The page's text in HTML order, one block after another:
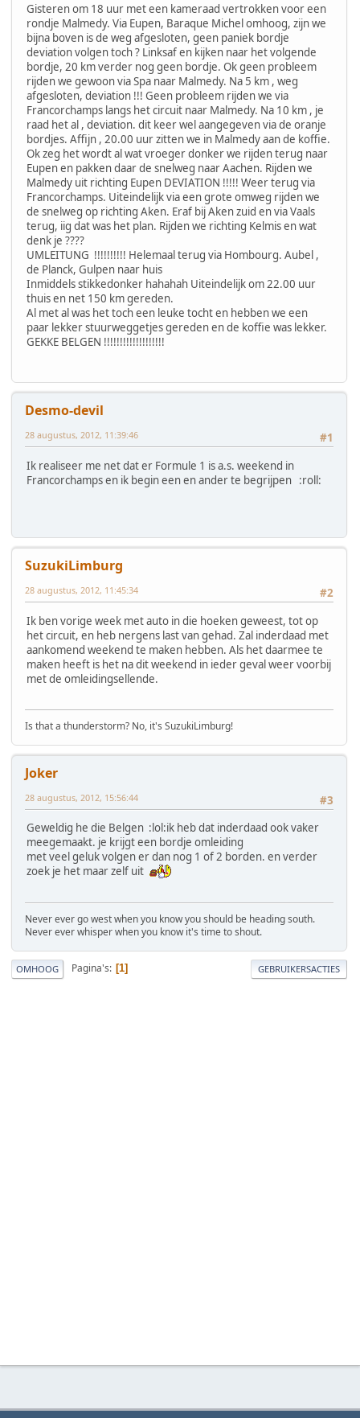
Gisteren om 18 uur met een kameraad vertrokken voor een
rondje Malmedy. Via Eupen, Baraque Michel omhoog, zijn we
bijna boven is de weg afgesloten, geen paniek bordje
deviation volgen toch ? Linksaf en kijken naar het volgende
bordje, 20 km verder nog geen bordje. Ok geen probleem
rijden we gewoon via Spa naar Malmedy. Na 5 km , weg
afgesloten, deviation !!! Geen probleem rijden we via
Francorchamps langs het circuit naar Malmedy. Na 10 km , je
raad het al , deviation. dit keer wel aangegeven via de oranje
bordjes. Affijn , 20.00 uur zitten we in Malmedy aan de koffie.
Ok zeg het wordt al wat vroeger donker we rijden terug naar
Eupen en pakken daar de snelweg naar Aachen. Rijden we
Malmedy uit richting Eupen DEVIATION !!!!! Weer terug via
Francorchamps. Uiteindelijk via een grote omweg rijden we
de snelweg op richting Aken. Eraf bij Aken zuid en via Vaals
terug, iig dat was het plan. Rijden we richting Kelmis en wat
denk je ????
UMLEITUNG !!!!!!!!!! Helemaal terug via Hombourg. Aubel ,
de Planck, Gulpen naar huis
Inmiddels stikkedonker hahahah Uiteindelijk om 22.00 uur
thuis en net 150 km gereden.
Al met al was het toch een leuke tocht en hebben we een
paar lekker stuurweggetjes gereden en de koffie was lekker.
GEKKE BELGEN !!!!!!!!!!!!!!!!!!!
Desmo-devil
#1
28 augustus, 2012, 11:39:46
Ik realiseer me net dat er Formule 1 is a.s. weekend in
Francorchamps en ik begin een en ander te begrijpen :roll:
SuzukiLimburg
#2
28 augustus, 2012, 11:45:34
Ik ben vorige week met auto in die hoeken geweest, tot op
het circuit, en heb nergens last van gehad. Zal inderdaad met
aankomend weekend te maken hebben. Als het daarmee te
maken heeft is het na dit weekend in ieder geval weer voorbij
met de omleidingsellende.
Is that a thunderstorm? No, it's SuzukiLimburg!
Joker
#3
28 augustus, 2012, 15:56:44
Geweldig he die Belgen :lol:ik heb dat inderdaad ook vaker
meegemaakt. je krijgt een bordje omleiding
met veel geluk volgen er dan nog 1 of 2 borden. en verder
zoek je het maar zelf uit
Never ever go west when you know you should be heading south.
Never ever whisper when you know it's time to shout.
OMHOOG Pagina's 1 GEBRUIKERSACTIES